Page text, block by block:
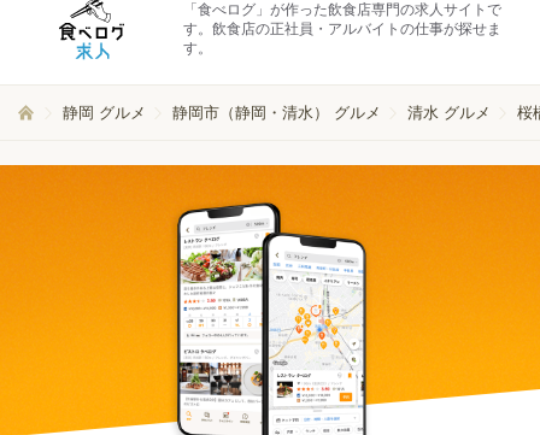
「食べログ」が作った飲食店専門の求人サイトで
す。飲食店の正社員・アルバイトの仕事が探せま
す。
静岡 グルメ 静岡市（静岡・清水） グルメ 清水 グルメ 桜